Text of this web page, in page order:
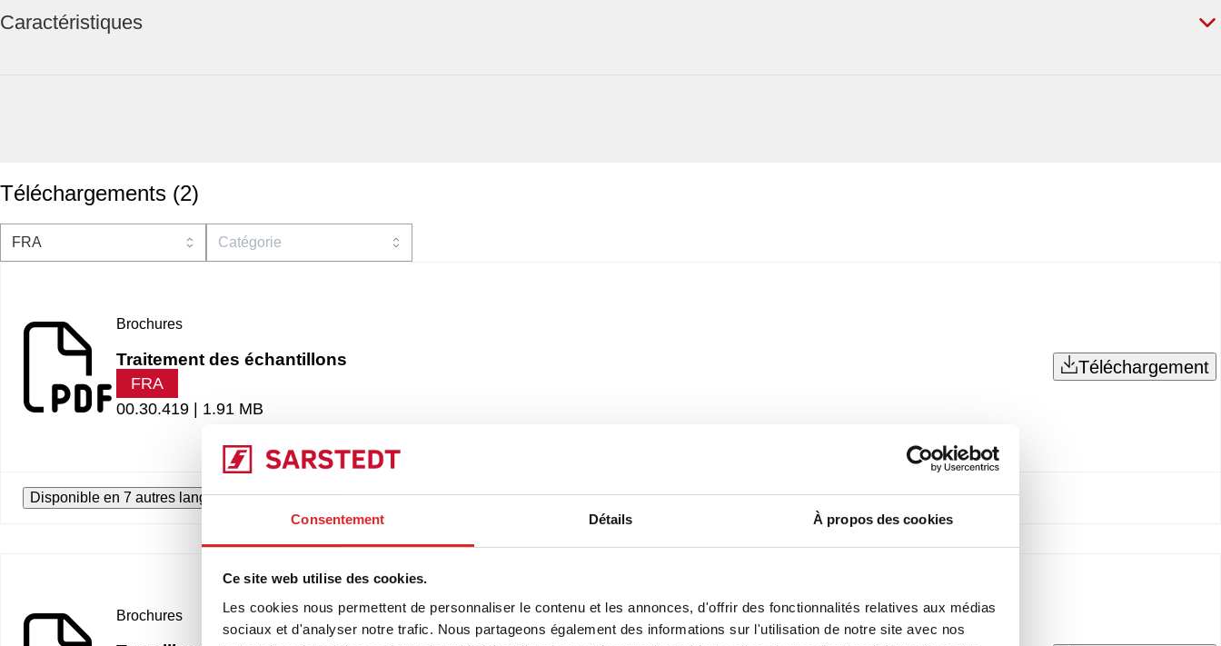
Consentement Détails À propos des cookies
Ce site web utilise des cookies.
Les cookies nous permettent de personnaliser le contenu et les annonces, d'offrir des fonctionnalités relatives aux médias
sociaux et d'analyser notre trafic. Nous partageons également des informations sur l'utilisation de notre site avec nos
Caractéristiques
Téléchargements (2)
Brochures
Traitement des échantillons
FRA
00.30.419 | 1.91 MB
Téléchargement
Disponible en 7 autres langues
Brochures